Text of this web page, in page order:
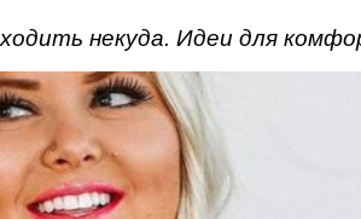
некуда. Идеи для